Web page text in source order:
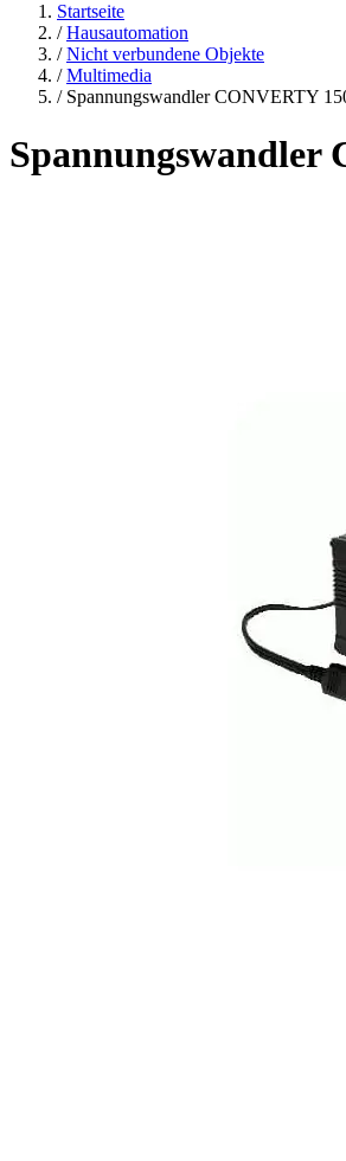
Startseite
/ Hausautomation
/ Nicht verbundene Objekte
/ Multimedia
/ Spannungswandler CONVERTY
Spannungswandler